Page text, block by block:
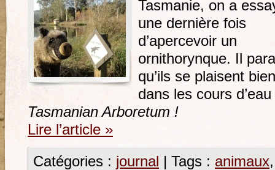
Tasmanie, on a
une dernière fois
d’apercevoir un
ornithorynque. Il
qu’ils se plaisent bien
dans les cours
Tasmanian Arboretum !
Lire l’article »
Catégories : journal | Tags : animaux